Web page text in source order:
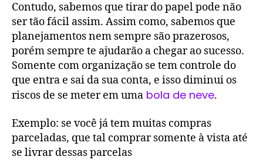
Contudo, sabemos que tirar do papel pode não
ser tão fácil assim. Assim como, sabemos que
planejamentos nem sempre são prazerosos,
porém sempre te ajudarão a chegar ao sucesso.
Somente com organização se tem controle do
que entra e sai da sua conta, e isso diminui os
riscos de se meter em uma bola de neve.
Exemplo: se você já tem muitas compras
parceladas, que tal comprar somente à vista até
se livrar dessas parcelas